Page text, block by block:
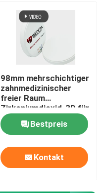
98mm mehrschichtiger
zahnmedizinischer
freier Raum
Zirkoniumdioxid-3D für
zahnmedizinisches
Laborprägemitte
Bestpreis
Kontakt